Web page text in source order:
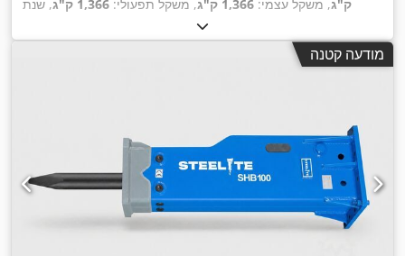
ק"ג, משקל עצמי: 1,366 ק"ג , משקל תפעולי: 1,366 ק"ג
, שנת
מודעה קטנה